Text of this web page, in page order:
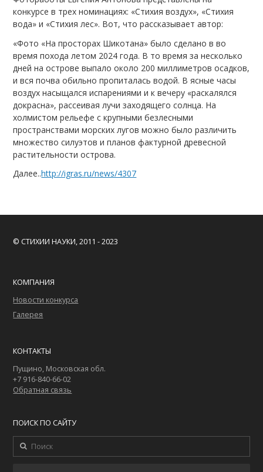
конкурсе в трех номинациях: «Стихия воздух», «Стихия
вода» и «Стихия лес». Вот, что рассказывает автор:
«Фото «На просторах Шикотана» было сделано в во
время похода летом 2024 года. В то время за несколько
дней на острове выпало около 200 миллиметров осадков,
и вся почва обильно пропиталась водой. В ясные часы
воздух насыщался испарениями и к вечеру «раскалялся
докрасна», рассеивая лучи заходящего солнца. На
холмистом рельефе с крупными безлесными
пространствами морских лугов можно было различить
множество силуэтов и планов фактурной древесной
растительности острова.
Далее..http://igras.ru/news/4307
© СТИХИИ НАУКИ, 2011 - 2023
КОМПАНИЯ
Новости конкурса
Галерея
КОНТАКТЫ
Пущино, Московская обл.
+7 916-840-66-02
Обратная связь
ПОИСК ПО САЙТУ